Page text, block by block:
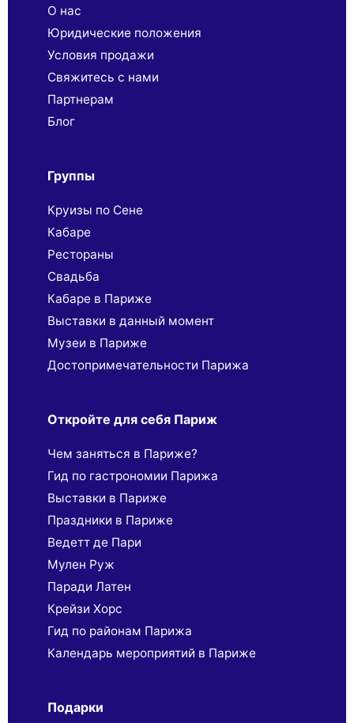
О нас
Юридические положения
Условия продажи
Свяжитесь с нами
Партнерaм
Блог
Группы
Круизы по Сене
Кабаре
Рестораны
Свадьба
Кабаре в Париже
Выставки в данный момент
Музеи в Париже
Достопримечательности Парижа
Откройте для себя Париж
Чем заняться в Париже?
Гид по гастрономии Парижа
Выставки в Париже
Праздники в Париже
Ведетт де Пари
Мулен Руж
Паради Латен
Крейзи Хорс
Гид по районам Парижа
Календарь мероприятий в Париже
Подарки